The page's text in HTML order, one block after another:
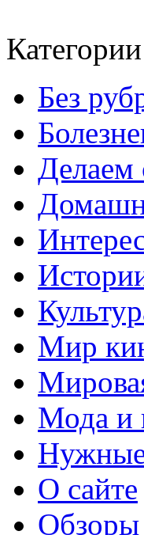
Категории
Без
Делаем
Мир
Мода и
О сайте
Обзоры